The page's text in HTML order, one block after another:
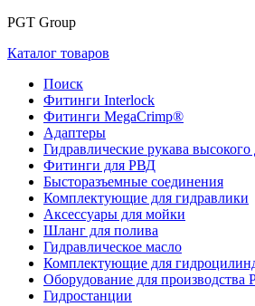
PGT Group
Каталог товаров
Поиск
Фитинги Interlock
Фитинги MegaCrimp®
Адаптеры
Гидравлические рукава
Фитинги для РВД
Бысторазъемные соединения
Комплектующие для гидравлики
Аксессуары для мойки
Шланг для полива
Гидравлическое масло
Комплектующие для
Оборудование для производства
Гидростанции